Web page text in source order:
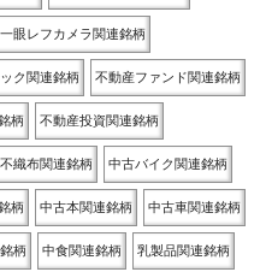
一眼レフカメラ関連銘柄
ク関連銘柄 不動産ファンド関連銘柄
柄 不動産投資関連銘柄
不織布関連銘柄 中古バイク関連銘柄
柄 中古本関連銘柄 中古車関連銘柄
柄 中食関連銘柄 乳製品関連銘柄